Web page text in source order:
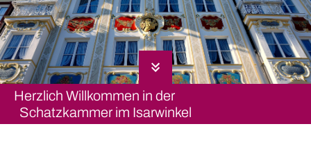
Herzlich Willkommen in der
Schatzkammer im Isarwinkel
WIRTSCHAFT
RUND UM BAD TÖLZ